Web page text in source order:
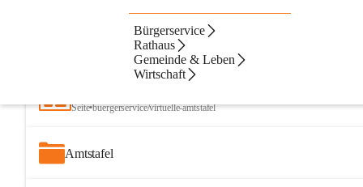
Bürgerservice
Rathaus
Gemeinde & Leben
Wirtschaft
Artikel Dateien
Seite•buergerservice/virtuelle-amtstafel
Amtstafel